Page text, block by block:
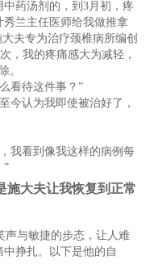
药汤剂的，到3月初，疼
兰主任医师给我做推拿
夫专为治疗颈椎病所编创
，我的疼痛感大为减轻，
。
看待这件事？”
今认为我即使被治好了，
我看到像我这样的病例每
”
大夫让我恢复到正常
与敏捷的步态，让人难
挣扎。以下是他的自